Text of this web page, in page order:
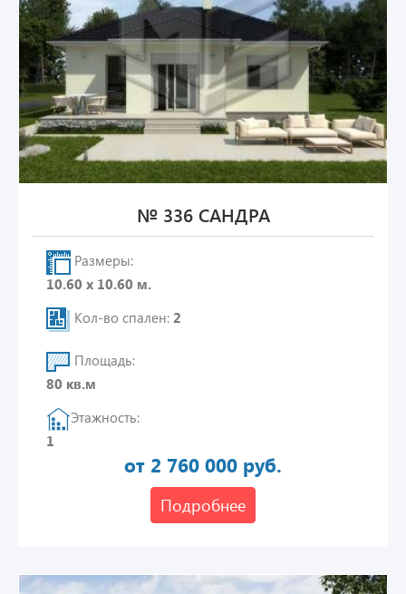
№ 336 САНДРА
Размеры:
10.60 х 10.60 м.
Кол-во спален: 2
Площадь:
80 кв.м
Этажность:
1
от 2 760 000 руб.
Подробнее